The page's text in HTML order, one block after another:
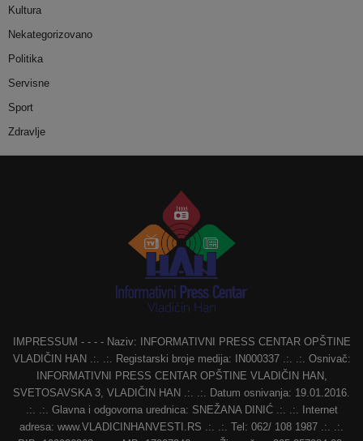
Kultura
Nekategorizovano
Politika
Servisne
Sport
Zdravlje
IMPRESSUM - - - - Naziv: INFORMATIVNI PRESS CENTAR OPŠTINE
VLADIČIN HAN .:. .:. Registarski broje medija: IN000337 .:. .:. Osnivač:
INFORMATIVNI PRESS CENTAR OPŠTINE VLADIČIN HAN,
SVETOSAVSKA 3, VLADIČIN HAN .:. .:. Datum osnivanja: 19.01.2016.
.:. .:. Glavna i odgovorna urednica: SNEŽANA DINIĆ .:. .:. Internet
adresa: www.VLADICINHANVESTI.RS .:. .:. Tel: 062/ 108 1987 .:. .:.